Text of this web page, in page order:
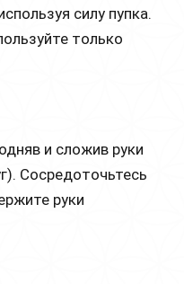
силу пупка.
только
и сложив руки
Сосредоточьтесь
руки